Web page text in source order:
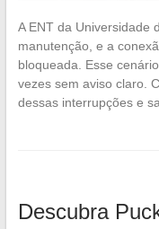
A ENT da Universidade
manutenção, e a
bloqueada. Esse
vezes sem aviso claro.
dessas interrupções e
Descubra